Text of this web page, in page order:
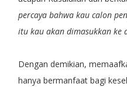
percaya bahwa kau calon
itu kau akan dimasukkan ke
Dengan demikian,
hanya bermanfaat bagi